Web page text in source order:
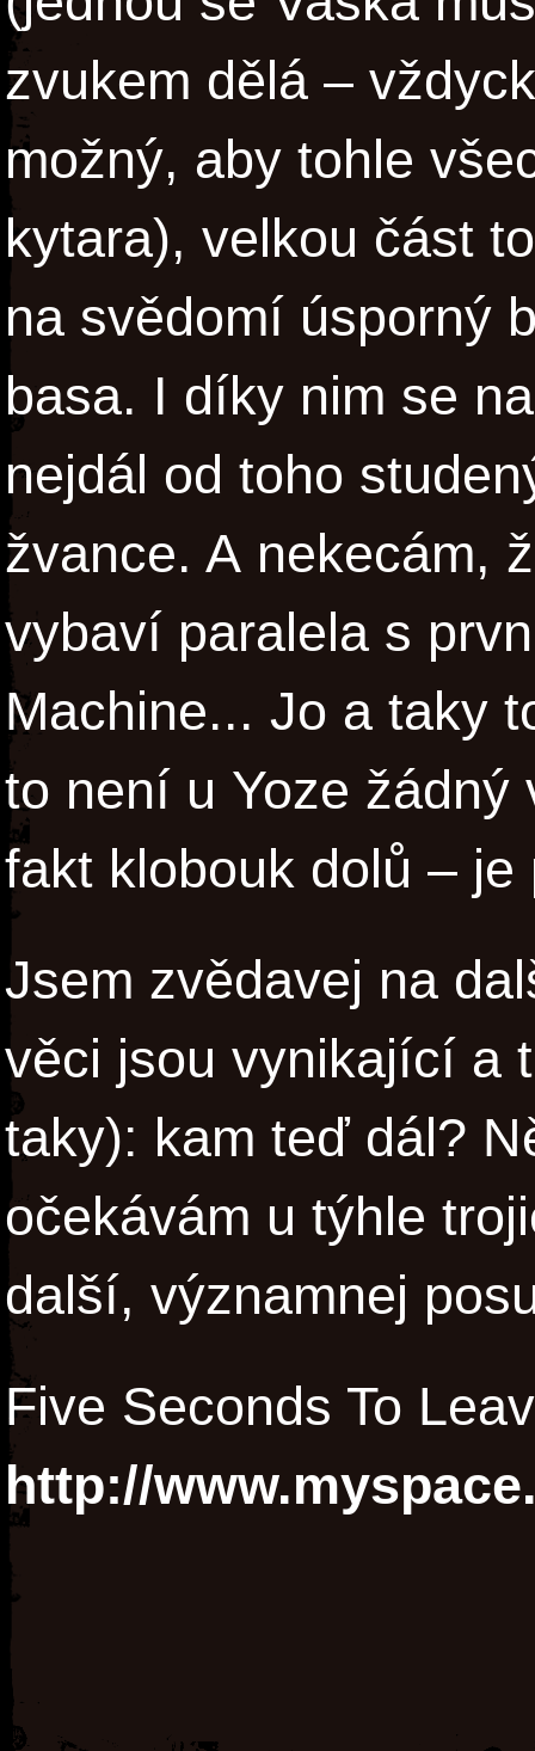
zvukem dělá –
možný, aby tohle
kytara), velkou část
na svědomí úsporný
basa. I díky nim se
nejdál od toho
žvance. A nekecám,
vybaví paralela s
Machine... Jo a taky
to není u Yoze
fakt klobouk dolů –
Jsem zvědavej na
věci jsou vynikající a
taky): kam teď dál?
očekávám u týhle
další, významnej
Five Seconds To
http://